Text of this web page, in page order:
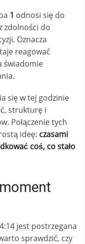
1 odnosi się do
zdolności do
Oznacza
reagować
świadomie
się w tej godzinie
strukturę i
Połączenie tych
ideę: czasami
coś, co stało
jest postrzegana
sprawdzić, czy